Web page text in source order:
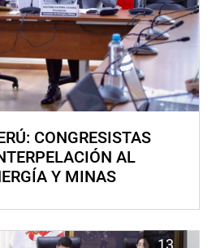
CONGRESISTAS
AL
Y MINAS
13